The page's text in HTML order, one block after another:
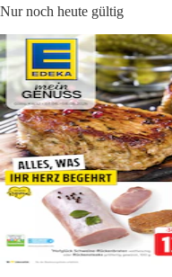
Nur noch heute gültig